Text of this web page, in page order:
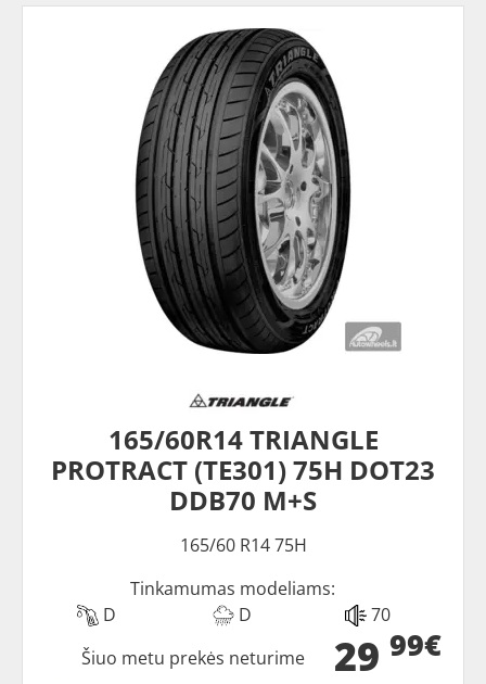
165/60R14 TRIANGLE
PROTRACT (TE301) 75H DOT23
DDB70 M+S
165/60 R14 75H
Tinkamumas modeliams:
D
D 70
29 99€
Šiuo metu prekės neturime